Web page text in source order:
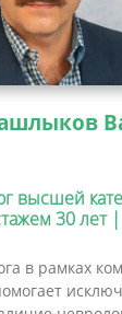
высшей
30 лет
в рамках